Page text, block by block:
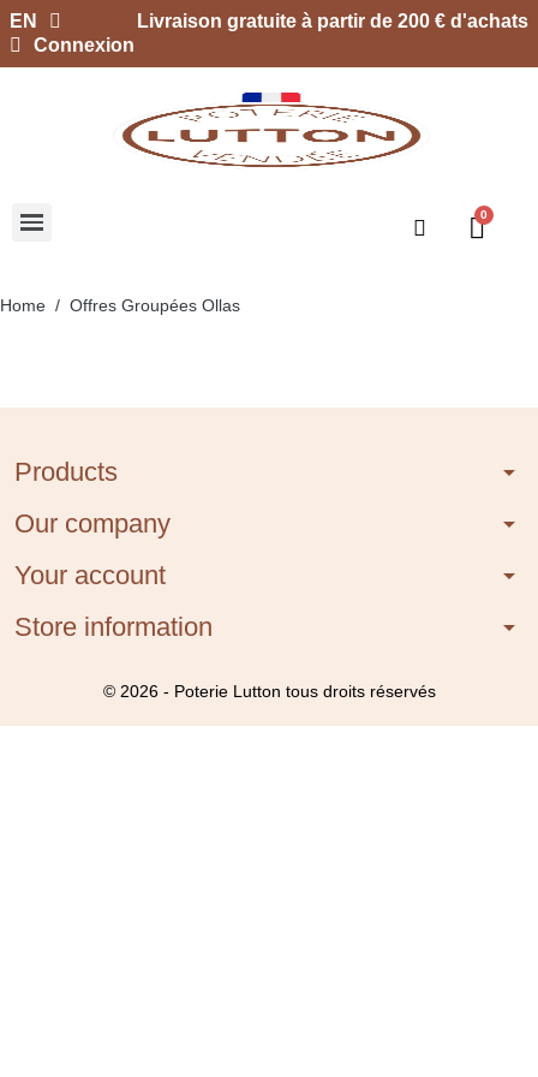
EN
Livraison gratuite à partir de 200 € d'achats
Connexion
Home Offres Groupées Ollas
Products arrow_drop_down
Our company arrow_drop_down
Your account arrow_drop_down
Store information arrow_drop_down
© 2026 - Poterie Lutton tous droits réservés